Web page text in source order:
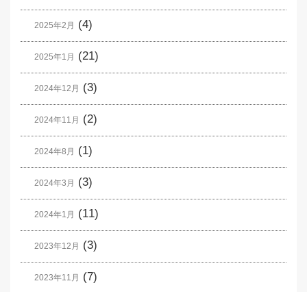
2025年2月 (4)
2025年1月 (21)
2024年12月 (3)
2024年11月 (2)
2024年8月 (1)
2024年3月 (3)
2024年1月 (11)
2023年12月 (3)
2023年11月 (7)